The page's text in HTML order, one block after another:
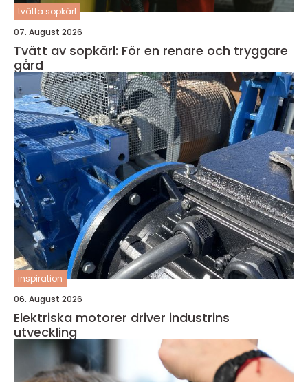
tvätta sopkärl
07. August 2026
Tvätt av sopkärl: För en renare och tryggare
gård
inspiration
06. August 2026
Elektriska motorer driver industrins
utveckling